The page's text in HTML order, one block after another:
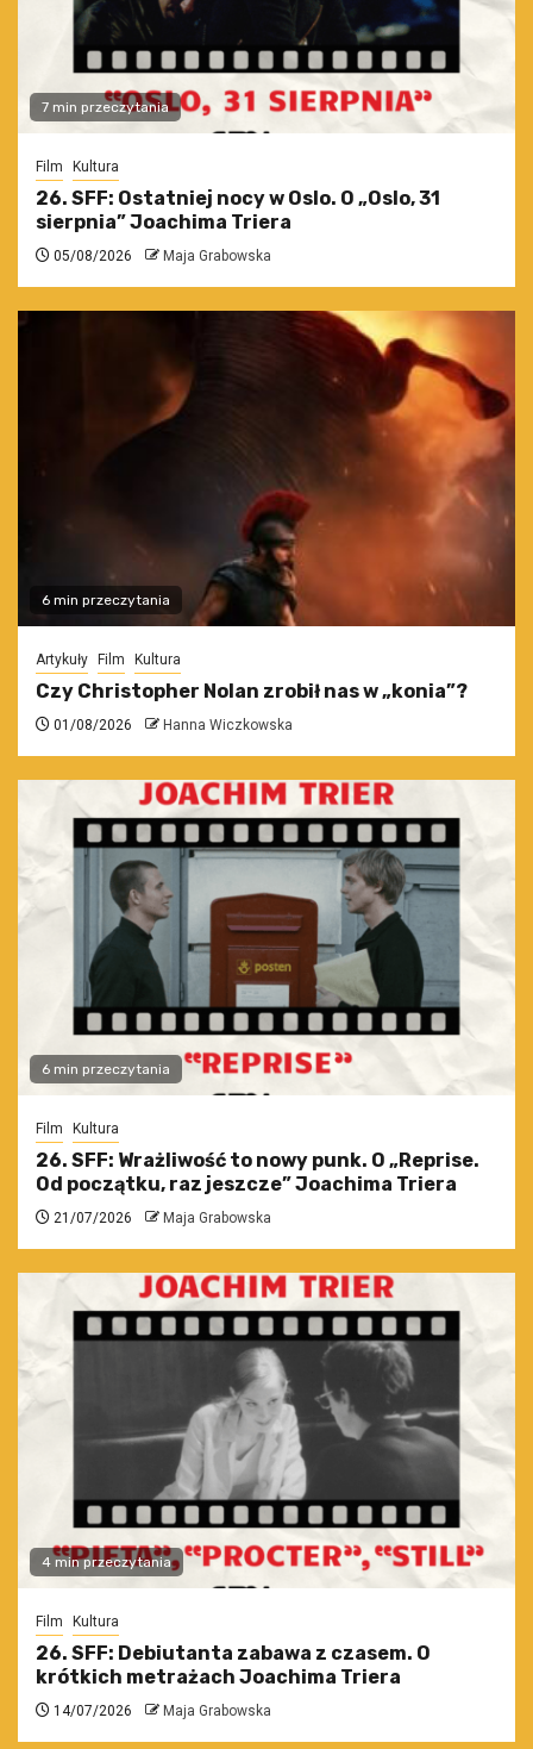
7 min przeczytania
Film Kultura
26. SFF: Ostatniej nocy w Oslo. O „Oslo, 31
sierpnia” Joachima Triera
05/08/2026 Maja Grabowska
6 min przeczytania
Artykuły Film Kultura
Czy Christopher Nolan zrobił nas w „konia”?
01/08/2026 Hanna Wiczkowska
6 min przeczytania
Film Kultura
26. SFF: Wrażliwość to nowy punk. O „Reprise.
Od początku, raz jeszcze” Joachima Triera
21/07/2026 Maja Grabowska
4 min przeczytania
Film Kultura
26. SFF: Debiutanta zabawa z czasem. O
krótkich metrażach Joachima Triera
14/07/2026 Maja Grabowska